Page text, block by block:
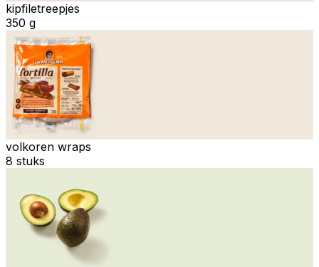
kipfiletreepjes
350 g
volkoren wraps
8 stuks